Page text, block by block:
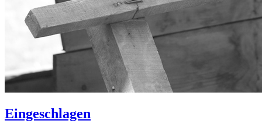
Eingeschlagen